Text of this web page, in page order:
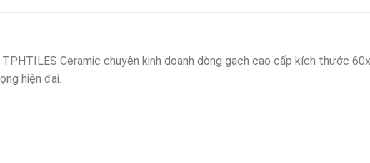
Ceramic chuyên kinh doanh dòng gạch cao cấp kích thước
hiện đại.